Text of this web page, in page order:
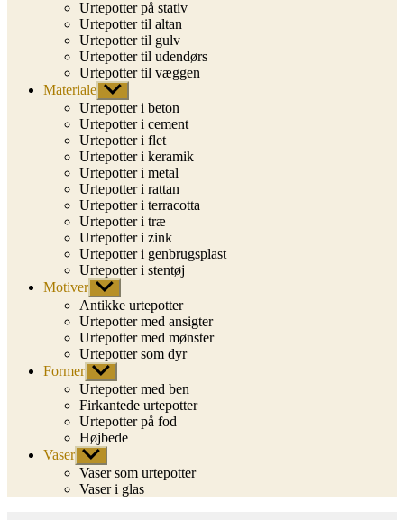
Urtepotter på stativ
Urtepotter til altan
Urtepotter til gulv
Urtepotter til udendørs
Urtepotter til væggen
Materiale Vis
undermenu
Urtepotter i beton
Urtepotter i cement
Urtepotter i flet
Urtepotter i keramik
Urtepotter i metal
Urtepotter i rattan
Urtepotter i terracotta
Urtepotter i træ
Urtepotter i zink
Urtepotter i genbrugsplast
Urtepotter i stentøj
Motiver Vis
undermenu
Antikke urtepotter
Urtepotter med ansigter
Urtepotter med mønster
Urtepotter som dyr
Former Vis
undermenu
Urtepotter med ben
Firkantede urtepotter
Urtepotter på fod
Højbede
Vaser Vis
undermenu
Vaser som urtepotter
Vaser i glas